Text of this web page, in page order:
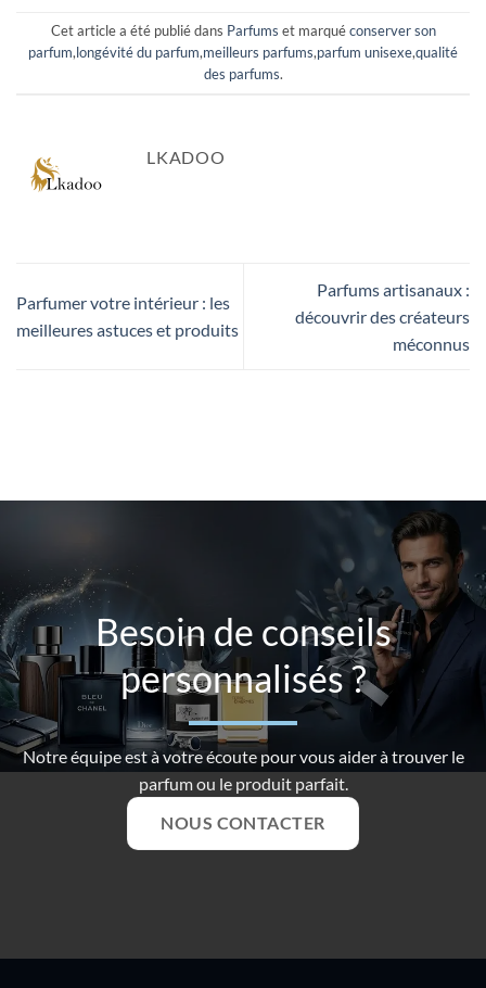
Cet article a été publié dans Parfums et marquéconserver son
parfum,longévité du parfum,meilleurs parfums,parfum unisexe,qualité
des parfums.
LKADOO
Parfumer votre intérieur : les
meilleures astuces et produits
Parfums artisanaux :
découvrir des créateurs
méconnus
Besoin de conseils
personnalisés ?
Notre équipe est à votre écoute pour vous aider à trouver le
parfum ou le produit parfait.
NOUS CONTACTER